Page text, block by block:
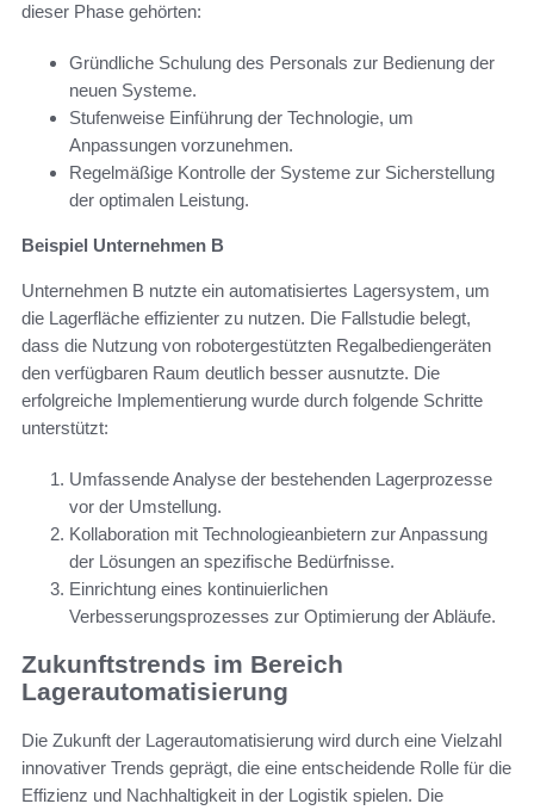
dieser Phase gehörten:
Gründliche Schulung des Personals zur Bedienung der
neuen Systeme.
Stufenweise Einführung der Technologie, um
Anpassungen vorzunehmen.
Regelmäßige Kontrolle der Systeme zur Sicherstellung
der optimalen Leistung.
Beispiel Unternehmen B
Unternehmen B nutzte ein automatisiertes Lagersystem, um
die Lagerfläche effizienter zu nutzen. Die Fallstudie belegt,
dass die Nutzung von robotergestützten Regalbediengeräten
den verfügbaren Raum deutlich besser ausnutzte. Die
erfolgreiche Implementierung wurde durch folgende Schritte
unterstützt:
Umfassende Analyse der bestehenden Lagerprozesse
vor der Umstellung.
Kollaboration mit Technologieanbietern zur Anpassung
der Lösungen an spezifische Bedürfnisse.
Einrichtung eines kontinuierlichen
Verbesserungsprozesses zur Optimierung der Abläufe.
Zukunftstrends im Bereich
Lagerautomatisierung
Die Zukunft der Lagerautomatisierung wird durch eine Vielzahl
innovativer Trends geprägt, die eine entscheidende Rolle für die
Effizienz und Nachhaltigkeit in der Logistik spielen. Die